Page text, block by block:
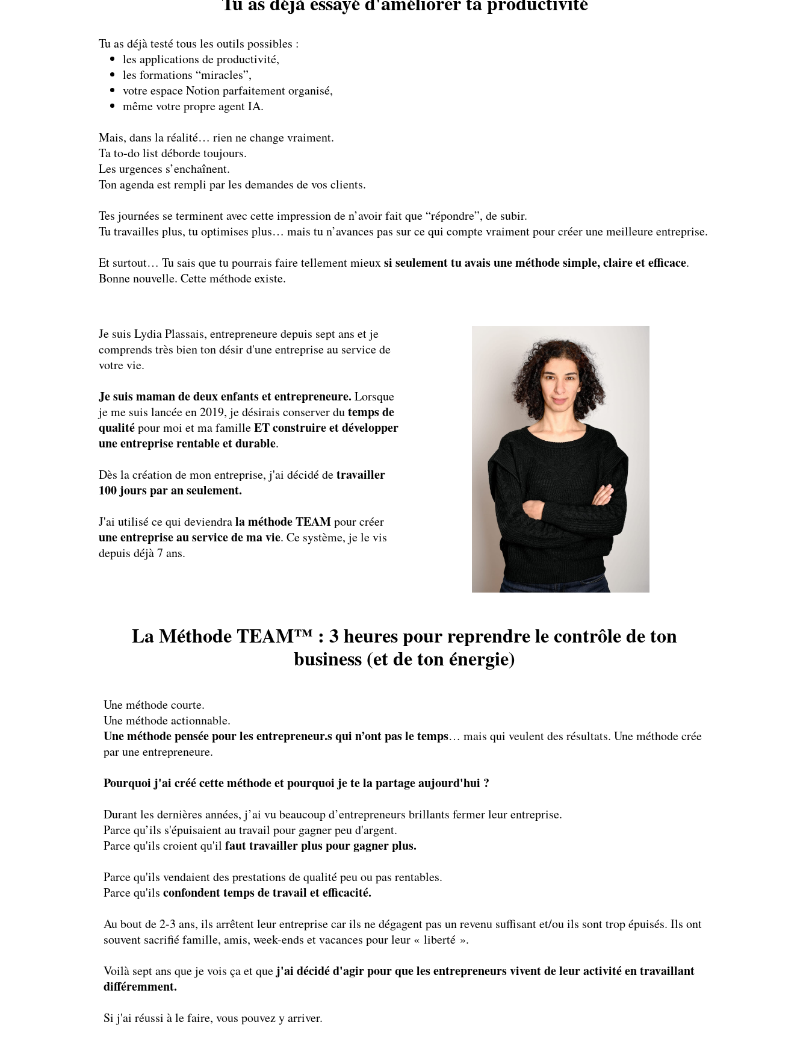
Tu as déjà testé tous les outils possibles :
les applications de productivité,
les formations “miracles”,
votre espace Notion parfaitement organisé,
même votre propre agent IA.
Mais, dans la réalité… rien ne change vraiment.
Ta to‑do list déborde toujours.
Les urgences s’enchaînent.
Ton agenda est rempli par les demandes de vos clients.
Tes journées se terminent avec cette impression de n’avoir fait que “répondre”, de subir.
Tu travailles plus, tu optimises plus… mais tu n’avances pas sur ce qui compte vraiment pour créer une meilleure entreprise.
Et surtout… Tu sais que tu pourrais faire tellement mieuxsi seulement tu avais une méthode simple, claire et efficace.
Bonne nouvelle. Cette méthode existe.
Je suis Lydia Plassais, entrepreneure depuis sept ans et je
comprends très bien ton désir d'une entreprise au service de
votre vie.
Je suis maman de deux enfants et entrepreneure. Lorsque
je me suis lancée en 2019, je désirais conserver dutemps de
qualitépour moi et ma familleETconstruire et développer
une entreprise rentable et durable.
Dès la création de mon entreprise, j'ai décidé detravailler
100 jours par an seulement.
J'ai utilisé ce qui deviendrala méthode TEAMpour créer
une entreprise au service de ma vie. Ce système, je le vis
depuis déjà 7 ans.
La Méthode TEAM™ : 3 heures pour reprendre le contrôle de ton
business (et de ton énergie)
Une méthode courte.
Une méthode actionnable.
Une méthode pensée pour les entrepreneur.s qui n’ont pas le temps… mais qui veulent des résultats. Une méthode crée
par une entrepreneure.
Pourquoi j'ai créé cette méthode et pourquoi je te la partage aujourd'hui ?
Durant les dernières années, j’ai vu beaucoup d’entrepreneurs brillants fermer leur entreprise.
Parce qu’ils s'épuisaient au travail pour gagner peu d'argent.
Parce qu'ils croient qu'il faut travailler plus pour gagner plus.
Parce qu'ils vendaient des prestations de qualité peu ou pas rentables.
Parce qu'ils confondent temps de travail et efficacité.
Au bout de 2-3 ans, ils arrêtent leur entreprise car ils ne dégagent pas un revenu suffisant et/ou ils sont trop épuisés. Ils ont
souvent sacrifié famille, amis, week-ends et vacances pour leur « liberté ».
Voilà sept ans que je vois ça et que j'ai décidé d'agir pour que les entrepreneurs vivent de leur activité en travaillant
différemment.
Si j'ai réussi à le faire, vous pouvez y arriver.